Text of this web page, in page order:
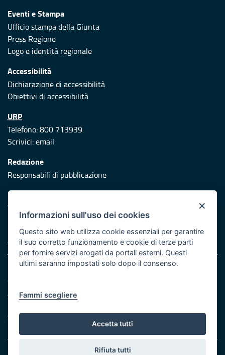
Eventi e Stampa
Ufficio stampa della Giunta
Press Regione
Logo e identità regionale
Accessibilità
Dichiarazione di accessibilità
Obiettivi di accessibilità
URP
Telefono: 800 713939
Scrivici:email
Redazione
Responsabili di pubblicazione
Protezione civile
Vai al sito di Protezione Civile Puglia
Iniziativa finanziata con risorse del POR Puglia 2014/2020 -
Asse XI
Note legali
Cookie e privacy
Atti di notifica
Servizi Intranet
×
Informazioni sull'uso dei cookies
Questo sito web utilizza cookie essenziali per garantire
il suo corretto funzionamento e cookie di terze parti
per fornire servizi erogati da portali esterni. Questi
ultimi saranno impostati solo dopo il consenso.
Fammi scegliere
Accetta tutti
Rifiuta tutti